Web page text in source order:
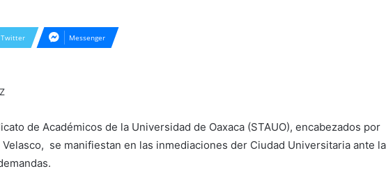
Twitter Messenger
de Académicos de la Universidad de Oaxaca (STAUO), encabezados por
se manifiestan en las inmediaciones der Ciudad Universitaria ante la